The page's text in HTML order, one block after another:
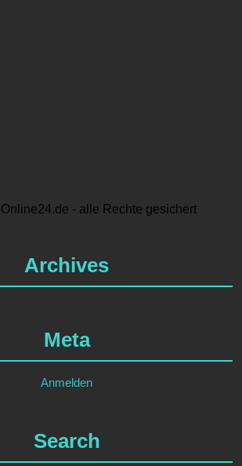
- alle Rechte gesichert
Archives
Meta
Anmelden
Search